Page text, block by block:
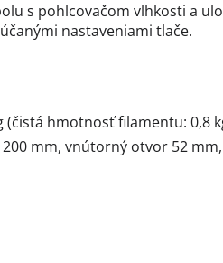
s pohlcovačom vlhkosti a
nastaveniami tlače.
(čistá hmotnosť filamentu: 0,8
mm, vnútorný otvor 52